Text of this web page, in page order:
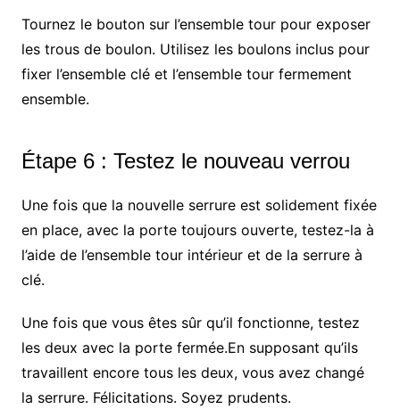
Tournez le bouton sur l’ensemble tour pour exposer
les trous de boulon. Utilisez les boulons inclus pour
fixer l’ensemble clé et l’ensemble tour fermement
ensemble.
Étape 6 : Testez le nouveau verrou
Une fois que la nouvelle serrure est solidement fixée
en place, avec la porte toujours ouverte, testez-la à
l’aide de l’ensemble tour intérieur et de la serrure à
clé.
Une fois que vous êtes sûr qu’il fonctionne, testez
les deux avec la porte fermée.En supposant qu’ils
travaillent encore tous les deux, vous avez changé
la serrure. Félicitations. Soyez prudents.